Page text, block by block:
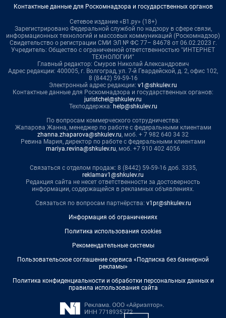
Контактные данные для Роскомнадзора и государственных органов
Сетевое издание «В1.ру» (18+)
Зарегистрировано Федеральной службой по надзору в сфере связи,
информационных технологий и массовых коммуникаций (Роскомнадзор)
Свидетельство о регистрации СМИ ЭЛ № ФС 77– 84678 от 06.02.2023 г.
Учредитель: Общество с ограниченной ответственностью "ИНТЕРНЕТ
ТЕХНОЛОГИИ"
Главный редактор: Смуров Николай Александрович
Адрес редакции: 400005, г. Волгоград, ул. 7-й Гвардейской, д. 2, офис 102,
8 (8442) 59-59-16
Электронный адрес редакции: v1@shkulev.ru
Контактные данные для Роскомнадзора и государственных органов:
juristchel@shkulev.ru
Техподдержка: help@shkulev.ru
По вопросам коммерческого сотрудничества:
Жапарова Жанна, менеджер по работе с федеральными клиентами
zhanna.zhaparova@shkulev.ru, моб. + 7 982 640 34 32
Ревина Мария, директор по работе с федеральными клиентами
mariya.revina@shkulev.ru, моб. +7 910 402 4056
Связаться с отделом продаж: 8 (8442) 59-59-16 доб. 3335,
reklamav1@shkulev.ru
Редакция сайта не несет ответственности за достоверность
информации, содержащейся в рекламных объявлениях.
Связаться по вопросам партнёрства: v1pr@shkulev.ru
Информация об ограничениях
Политика использования cookies
Рекомендательные системы
Пользовательское соглашение сервиса «Подписка без баннерной
рекламы»
Политика конфиденциальности и обработки персональных данных и
правила использования сайта